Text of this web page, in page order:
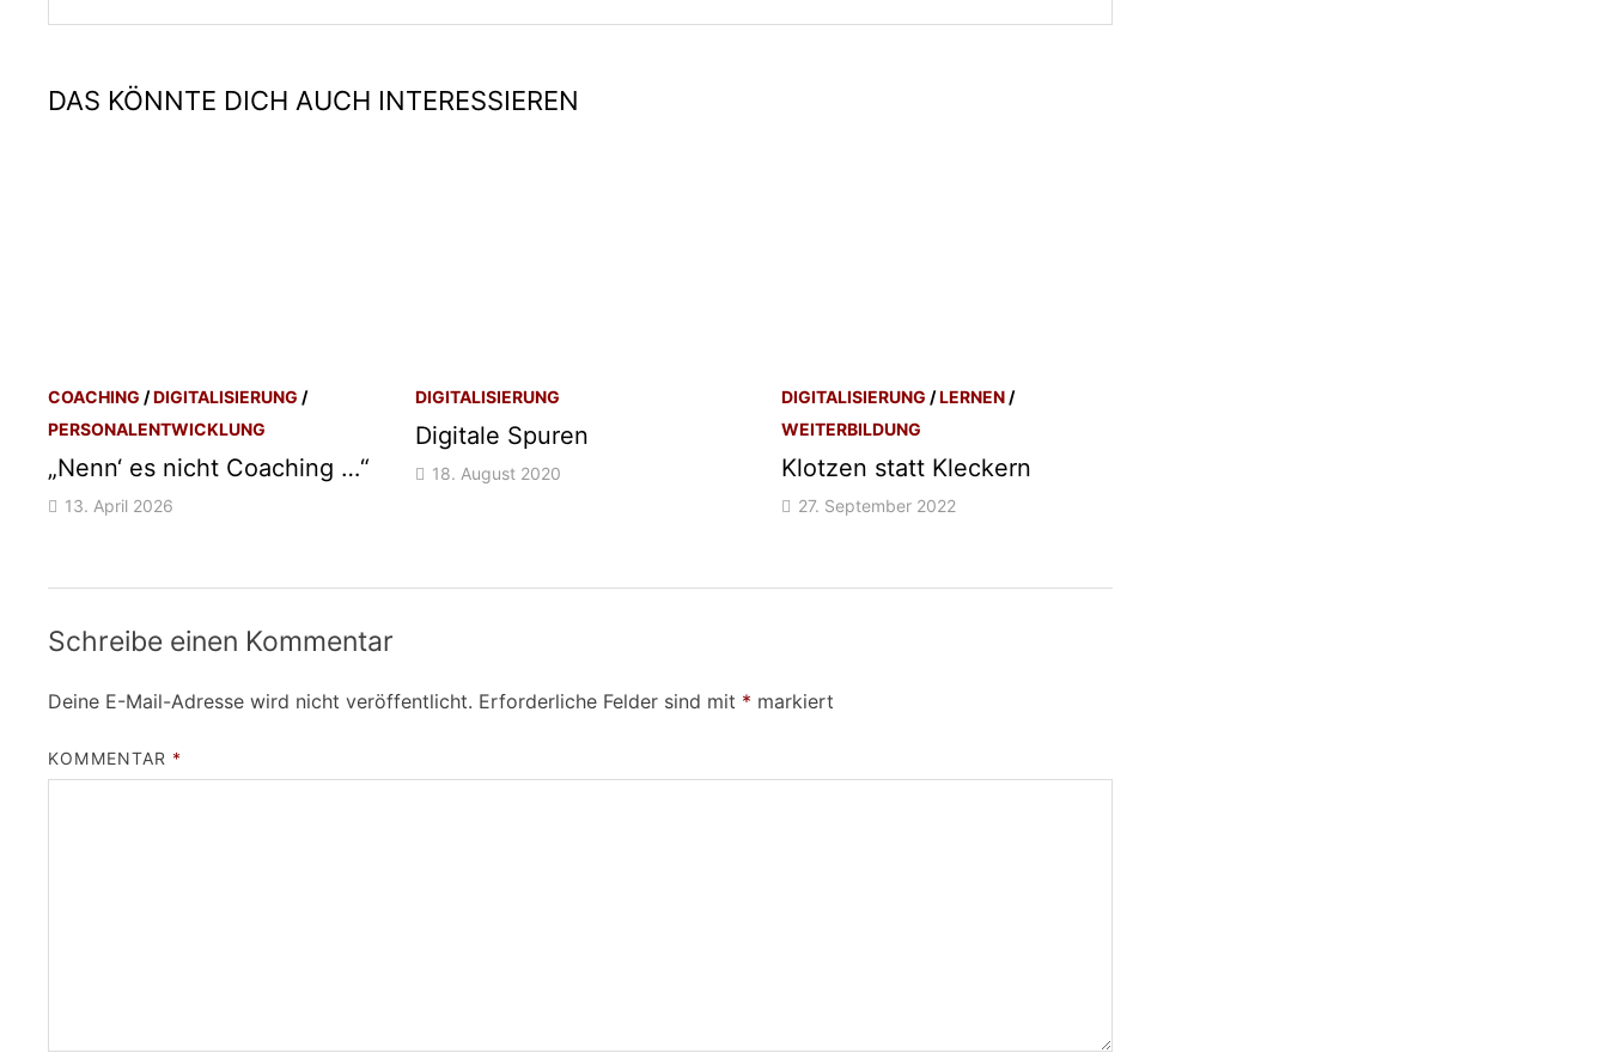
DAS KÖNNTE DICH AUCH INTERESSIEREN
COACHING /DIGITALISIERUNG /
PERSONALENTWICKLUNG
„Nenn‘ es nicht Coaching …“
13. April 2026
DIGITALISIERUNG
Digitale Spuren
18. August 2020
DIGITALISIERUNG /LERNEN /
WEITERBILDUNG
Klotzen statt Kleckern
27. September 2022
Schreibe einen Kommentar
Deine E-Mail-Adresse wird nicht veröffentlicht. Erforderliche Felder sind mit * markiert
KOMMENTAR *